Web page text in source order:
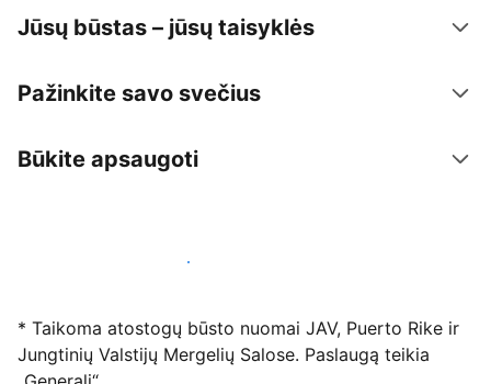
Jūsų būstas – jūsų taisyklės
Pažinkite savo svečius
Būkite apsaugoti
Registruotis mūsų platformoje dabar
* Taikoma atostogų būsto nuomai JAV, Puerto Rike ir
Jungtinių Valstijų Mergelių Salose. Paslaugą teikia